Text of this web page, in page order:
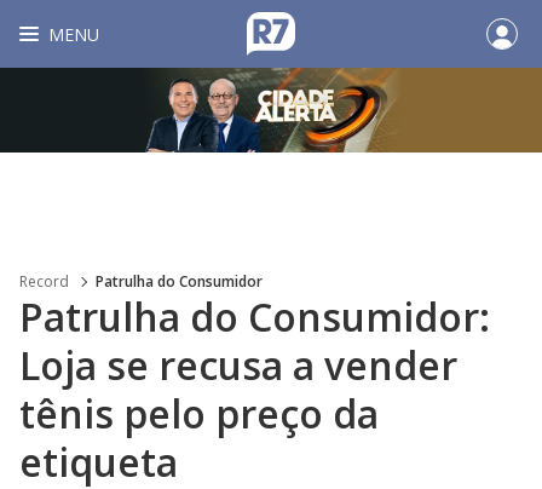
MENU
Record Patrulha do Consumidor
Patrulha do Consumidor:
Loja se recusa a vender
tênis pelo preço da
etiqueta